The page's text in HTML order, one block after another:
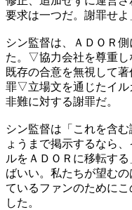
要求は一つだ。謝罪せよ
シン監督は、ＡＤＯＲ
た。▽協力会社を尊重
既存の合意を無視して
罪▽立場文を通じたイル
非難に対する謝罪だ。
シン監督は「これを含
ょうまで掲示するなら
ルをＡＤＯＲに移転す
ばいい。私たちが望む
ているファンのために
した。